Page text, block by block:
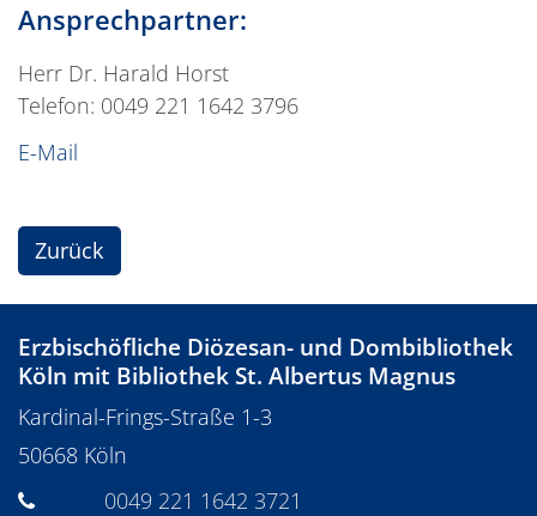
Ansprechpartner:
Herr Dr. Harald Horst
Telefon: 0049 221 1642 3796
E-Mail
Zurück
Erzbischöfliche Diözesan- und Dombibliothek
Köln mit Bibliothek St. Albertus Magnus
Kardinal-Frings-Straße 1-3
50668 Köln
0049 221 1642 3721